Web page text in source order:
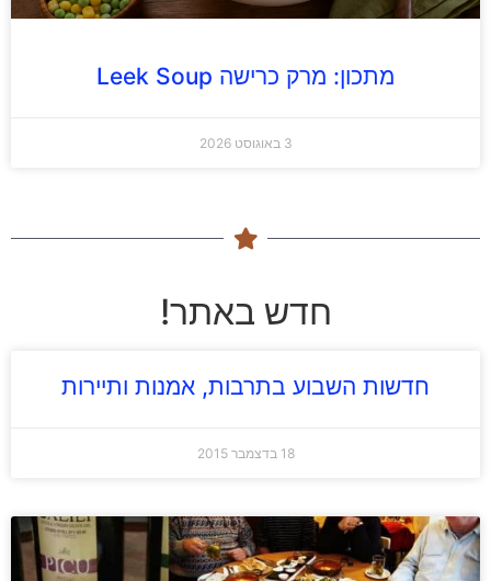
מתכון: מרק כרישה Leek Soup
3 באוגוסט 2026
חדש באתר!
חדשות השבוע בתרבות, אמנות ותיירות
18 בדצמבר 2015